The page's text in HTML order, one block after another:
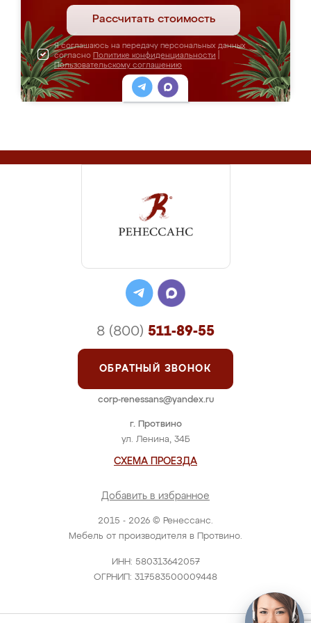
Рассчитать стоимость
Я соглашаюсь на передачу персональных данных
согласно Политике конфиденциальности
Пользовательскому соглашению
2015 - 2026 © Ренессанс.
Мебель от производителя в Протвино.
ИНН: 580313642057
ОГРНИП: 317583500009448
г. Протвино
ул. Ленина, 34Б
СХЕМА ПРОЕЗДА
Добавить в избранное
8 (800) 511-89-55
ОБРАТНЫЙ ЗВОНОК
corp-renessans@yandex.ru